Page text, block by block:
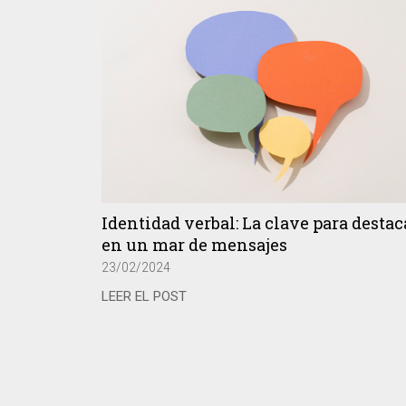
Identidad verbal: La clave para
en un mar de mensajes
23/02/2024
LEER EL POST